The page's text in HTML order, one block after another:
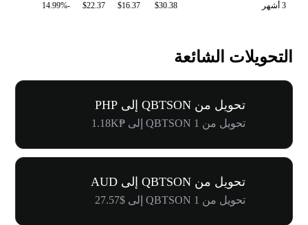
3 أشهر
$30.38
$16.37
$22.37
-14.99%
التحويلات الشائعة
تحويل من QBTSON إلى PHP
تحويل من 1 QBTSON إلى ₱1.18K
تحويل من QBTSON إلى AUD
تحويل من 1 QBTSON إلى $27.57